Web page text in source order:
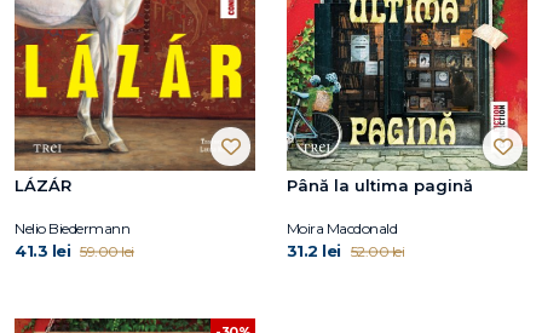
LÁZÁR
Nelio Biedermann
41.3 lei 59.00 lei
Până la ultima pagină
Moira Macdonald
31.2 lei 52.00 lei